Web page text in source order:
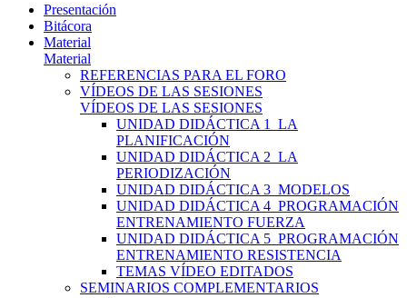
Presentación
Bitácora
Material
Material
REFERENCIAS PARA EL FORO
VÍDEOS DE LAS SESIONES
VÍDEOS DE LAS SESIONES
UNIDAD DIDÁCTICA 1_LA
PLANIFICACIÓN
UNIDAD DIDÁCTICA 2_LA
PERIODIZACIÓN
UNIDAD DIDÁCTICA 3_MODELOS
UNIDAD DIDÁCTICA 4_PROGRAMACIÓN
ENTRENAMIENTO FUERZA
UNIDAD DIDÁCTICA 5_PROGRAMACIÓN
ENTRENAMIENTO RESISTENCIA
TEMAS VÍDEO EDITADOS
SEMINARIOS COMPLEMENTARIOS